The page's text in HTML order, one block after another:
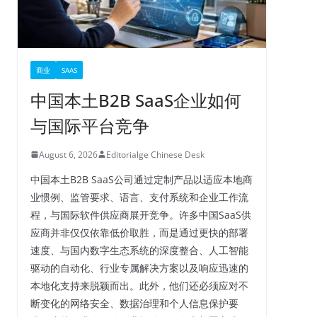
商业 SAAS
中国本土B2B SaaS企业如何
与国际平台竞争
August 6, 2026 Editorialge Chinese Desk
中国本土B2B SaaS公司通过定制产品以适应本地商
业惯例、监管要求、语言、支付系统和企业工作流
程，与国际软件供应商展开竞争。许多中国SaaS供
应商并非仅仅依靠低价取胜，而是通过更快的部署
速度、与国内数字生态系统的深度整合、人工智能
驱动的自动化、行业专属解决方案以及响应迅速的
本地化支持来脱颖而出。此外，他们还必须应对不
断变化的网络安全、数据治理和个人信息保护要